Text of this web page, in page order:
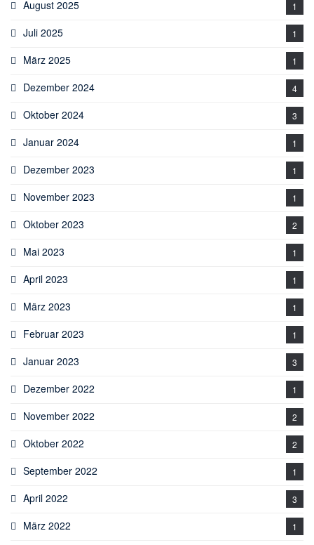
August 2025 1
Juli 2025 1
März 2025 1
Dezember 2024 4
Oktober 2024 3
Januar 2024 1
Dezember 2023 1
November 2023 1
Oktober 2023 2
Mai 2023 1
April 2023 1
März 2023 1
Februar 2023 1
Januar 2023 3
Dezember 2022 1
November 2022 2
Oktober 2022 2
September 2022 1
April 2022 3
März 2022 1